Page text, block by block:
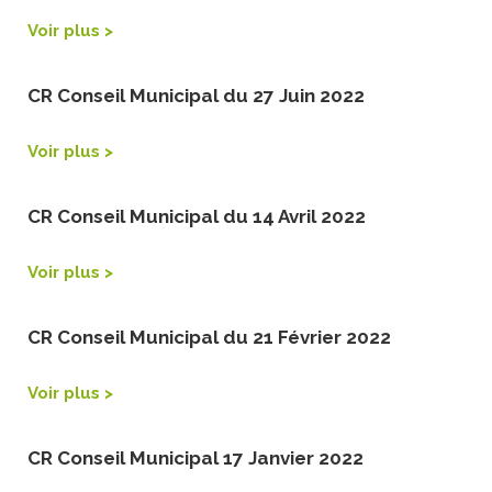
Voir plus >
CR Conseil Municipal du 27 Juin 2022
Voir plus >
CR Conseil Municipal du 14 Avril 2022
Voir plus >
CR Conseil Municipal du 21 Février 2022
Voir plus >
CR Conseil Municipal 17 Janvier 2022